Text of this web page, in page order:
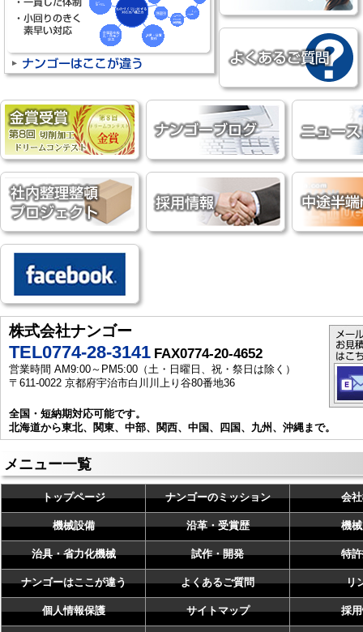
株式会社ナンゴー
TEL0774-28-3141 FAX0774-20-4652
営業時間 AM9:00～PM5:00（土・日曜日、祝・祭日は除く）
〒611-0022 京都府宇治市白川川上り谷80番地36
全国・短納期対応可能です。
北海道から東北、関東、中部、関西、中国、四国、九州、沖縄まで。
メニュー一覧
トップページ ナンゴーのミッション 会
機械設備 沿革・受賞歴 機
治具・省力化機械 試作・開発 特
ナンゴーはここが違う よくあるご質問 リ
個人情報保護 サイトマップ 採